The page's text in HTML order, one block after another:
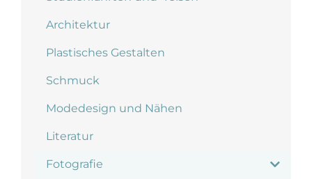
Architektur
Plastisches Gestalten
Schmuck
Modedesign und Nähen
Literatur
Fotografie